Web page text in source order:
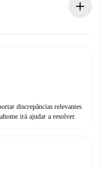
e ofereceremos
discrepâncias relevantes
irá ajudar a resolver.